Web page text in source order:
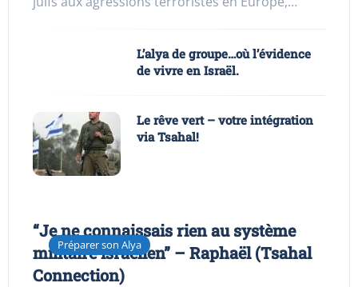
L’alya de groupe…où l’évidence
de vivre en Israël.
Le rêve vert – votre intégration
via Tsahal!
Préparer son Alya
“Je ne connaissais rien au système
militaire israélien” – Raphaël (Tsahal
Connection)